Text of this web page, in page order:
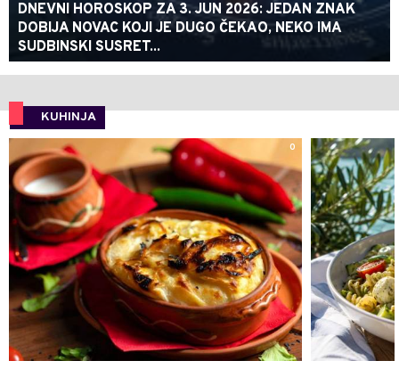
DNEVNI HOROSKOP ZA 3. JUN 2026: JEDAN ZNAK
DOBIJA NOVAC KOJI JE DUGO ČEKAO, NEKO IMA
SUDBINSKI SUSRET...
KUHINJA
0